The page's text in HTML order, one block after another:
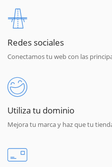
Redes sociales
Conectamos tu web con las
Utiliza tu dominio
Mejora tu marca y haz que tu